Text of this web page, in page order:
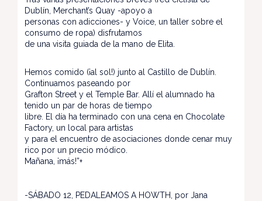
Dublín, Merchant’s Quay -apoyo a
personas con adicciones- y Voice, un taller sobre el
consumo de ropa) disfrutamos
de una visita guiada de la mano de Elita.
Hemos comido (¡al sol!) junto al Castillo de Dublín.
Continuamos paseando por
Grafton Street y el Temple Bar. Allí el alumnado ha
tenido un par de horas de tiempo
libre. El día ha terminado con una cena en Chocolate
Factory, un local para artistas
y para el encuentro de asociaciones donde cenar muy
rico por un precio módico.
Mañana, ¡más!”+
-SÁBADO 12, PEDALEAMOS A HOWTH, por Jana